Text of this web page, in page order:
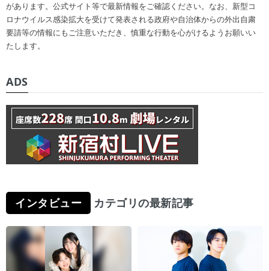
があります。公式サイト等で最新情報をご確認ください。なお、新型コ
ロナウイルス感染拡大を受けて発表される政府や自治体からの外出自粛
要請等の情報にもご注意いただき、慎重な行動を心がけるようお願いい
たします。
ADS
インタビュー カテゴリの最新記事